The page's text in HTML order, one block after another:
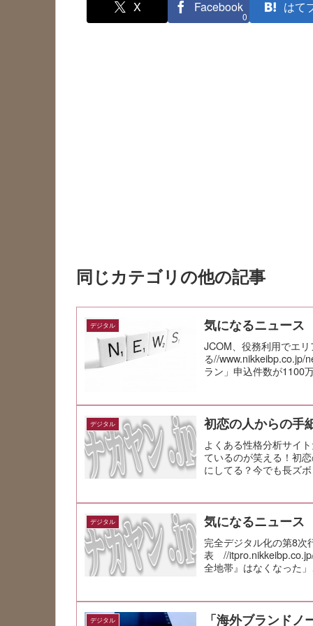
X Facebook
0
はて
同じカテゴリの他の記事
デジタル 気になるニュース
JCOM、役務利用でエ
る//www.nikkeibp.co.jp/
ラン」申込件数が1100
デジタル 初恋の人からの手
よくある性格分析サイ
ているのが笑える！初
にしてる？今でも長ズ
デジタル 気になるニュース
完全デジタル化の第8次
表 //
全地帯』はなくなった
デジタル 「海外ブランド